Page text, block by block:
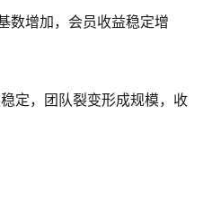
数增加，会员收益稳定增
定，团队裂变形成规模，收